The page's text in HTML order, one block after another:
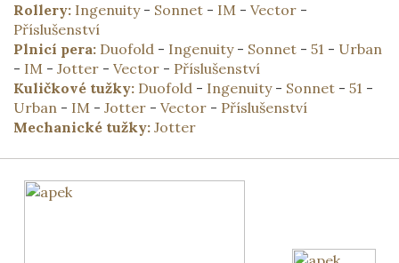
Rollery: Ingenuity- Sonnet - IM - Vector -
Příslušenství
Plnicí pera: Duofold - Ingenuity- Sonnet - 51 - Urban
- IM - Jotter - Vector - Příslušenství
Kuličkové tužky: Duofold - Ingenuity- Sonnet - 51 -
Urban - IM - Jotter - Vector - Příslušenství
Mechanické tužky: Jotter